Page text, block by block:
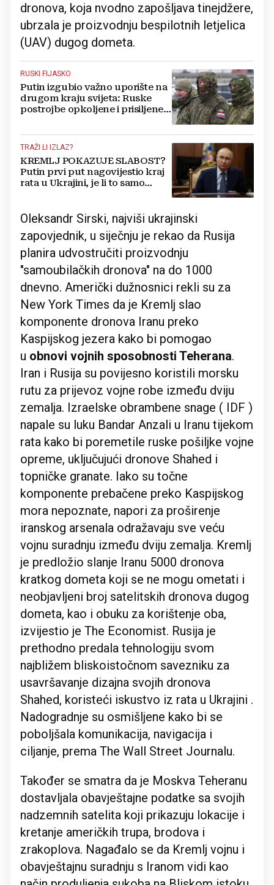
dronova, koja nvodno zapošljava tinejdžere,
ubrzala je proizvodnju bespilotnih letjelica
(UAV) dugog dometa.
RUSKI FIJASKO
Putin izgubio važno uporište na
drugom kraju svijeta: Ruske
postrojbe opkoljene i prisiljene
TRAŽI LI IZLAZ?
KREMLJ POKAZUJE SLABOST?
Putin prvi put nagovijestio kraj
rata u Ukrajini, je li to samo
Oleksandr Sirski, najviši ukrajinski
zapovjednik, u siječnju je rekao da Rusija
planira udvostručiti proizvodnju
"samoubilačkih dronova" na do 1000
dnevno. Američki dužnosnici rekli su za
New York Times da je Kremlj slao
komponente dronova Iranu preko
Kaspijskog jezera kako bi pomogao
u obnovi vojnih sposobnosti Teherana.
Iran i Rusija su povijesno koristili morsku
rutu za prijevoz vojne robe između dviju
zemalja. Izraelske obrambene snage ( IDF )
napale su luku Bandar Anzali u Iranu tijekom
rata kako bi poremetile ruske pošiljke vojne
opreme, uključujući dronove Shahed i
topničke granate. Iako su točne
komponente prebačene preko Kaspijskog
mora nepoznate, napori za proširenje
iranskog arsenala odražavaju sve veću
vojnu suradnju između dviju zemalja. Kremlj
je predložio slanje Iranu 5000 dronova
kratkog dometa koji se ne mogu ometati i
neobjavljeni broj satelitskih dronova dugog
dometa, kao i obuku za korištenje oba,
izvijestio je The Economist. Rusija je
prethodno predala tehnologiju svom
najbližem bliskoistočnom savezniku za
usavršavanje dizajna svojih dronova
Shahed, koristeći iskustvo iz rata u Ukrajini .
Nadogradnje su osmišljene kako bi se
poboljšala komunikacija, navigacija i
ciljanje, prema The Wall Street Journalu.
Također se smatra da je Moskva Teheranu
dostavljala obavještajne podatke sa svojih
nadzemnih satelita koji prikazuju lokacije i
kretanje američkih trupa, brodova i
zrakoplova. Nagađalo se da Kremlj vojnu i
obavještajnu suradnju s Iranom vidi kao